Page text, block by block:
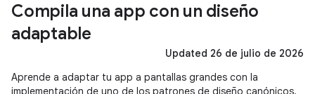
Compila una app con un diseño
adaptable
Updated 26 de julio de 2026
Aprende a adaptar tu app a pantallas grandes con la
implementación de uno de los patrones de diseño canónicos.